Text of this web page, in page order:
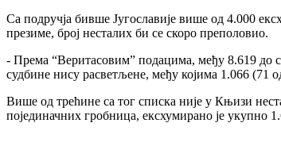
Са подручја бивше Југославије више од 4.000
презиме, број несталих би се скоро преполовио.
- Према “Веритасовим” подацима, међу 8.619 до
судбине нису расветљене, међу којима 1.066
Више од трећине са тог списка није у Књизи
појединачних гробница, ексхумирано је укупно